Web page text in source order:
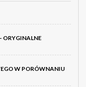
ORYGINALNE
W PORÓWNANIU